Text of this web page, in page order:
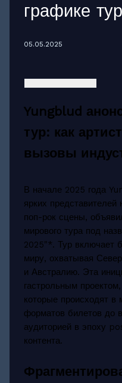
графике
05.05.2025
Yungblud
тур: как
вызовы
В начале 2025 года
ярких представителей
поп-рок сцены,
мирового тура под
2025"*. Тур включает
миру, охватывая
и Австралию. Эта
гастрольным
которые происходят в
форматов билетов до
аудиторией в эпоху
контента.